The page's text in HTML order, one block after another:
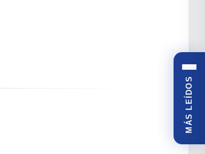
MÁS LEÍDOS